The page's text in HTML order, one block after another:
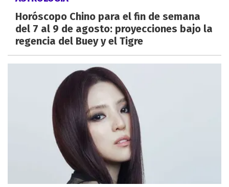
Horóscopo Chino para el fin de semana
del 7 al 9 de agosto: proyecciones bajo la
regencia del Buey y el Tigre